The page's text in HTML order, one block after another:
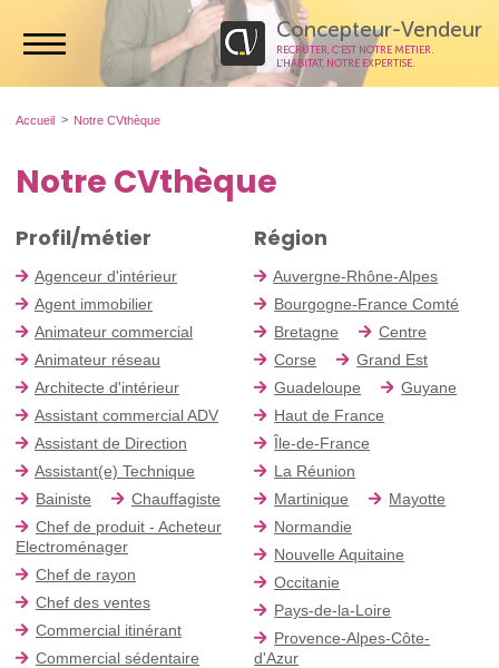
Concepteur-Vendeur
RECRUTER, C’EST NOTRE MÉTIER.
L’HABITAT, NOTRE EXPERTISE.
Accueil Notre CVthèque
Notre CVthèque
Profil/métier
Agenceur d'intérieur
Agent immobilier
Animateur commercial
Animateur réseau
Architecte d'intérieur
Assistant commercial ADV
Assistant de Direction
Assistant(e) Technique
Bainiste
Chauffagiste
Chef de produit - Acheteur
Electroménager
Chef de rayon
Chef des ventes
Commercial itinérant
Commercial sédentaire
Région
Auvergne-Rhône-Alpes
Bourgogne-France Comté
Bretagne
Centre
Corse
Grand Est
Guadeloupe
Guyane
Haut de France
Île-de-France
La Réunion
Martinique
Mayotte
Normandie
Nouvelle Aquitaine
Occitanie
Pays-de-la-Loire
Provence-Alpes-Côte-
d'Azur